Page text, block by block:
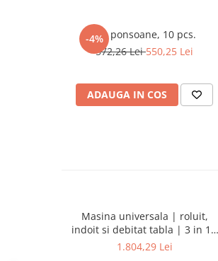
Masini de slefuit cutite de gravat
Masini de tesit
Masini pentru slefuit tevi
Polizoare de banc
Instalatii de spalare a pieselor
Accesorii prelucrare metal
-4%
Set ponsoane, 10 pcs.
572,26 Lei550,25 Lei
ADAUGA IN COS
Masina universala | roluit,
indoit si debitat tabla | 3 in 1 -
200
1.804,29 Lei